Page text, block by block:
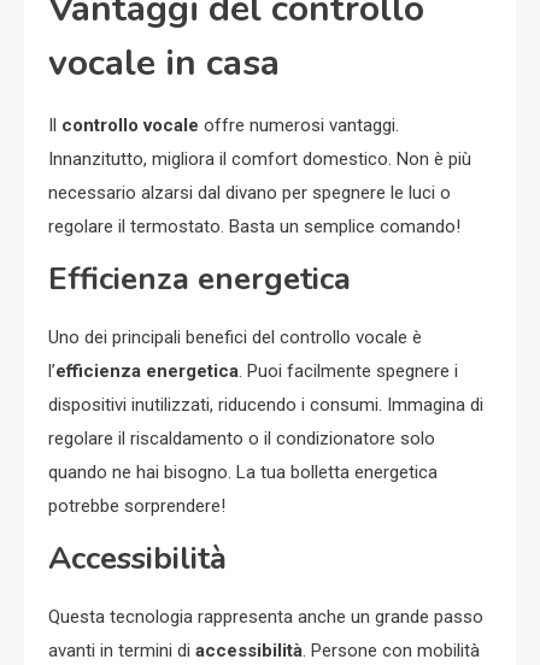
vocale in casa
Il controllo vocale offre numerosi vantaggi.
Innanzitutto, migliora il comfort domestico. Non è più
necessario alzarsi dal divano per spegnere le luci o
regolare il termostato. Basta un semplice comando!
Efficienza energetica
Uno dei principali benefici del controllo vocale è
l’efficienza energetica. Puoi facilmente spegnere i
dispositivi inutilizzati, riducendo i consumi. Immagina di
regolare il riscaldamento o il condizionatore solo
quando ne hai bisogno. La tua bolletta energetica
potrebbe sorprendere!
Accessibilità
Questa tecnologia rappresenta anche un grande passo
avanti in termini di accessibilità. Persone con mobilità